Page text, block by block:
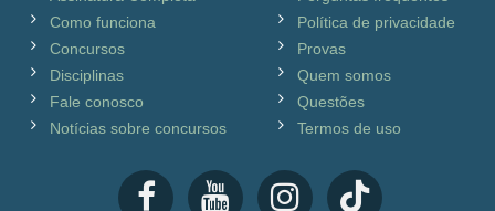
Como funciona
Concursos
Disciplinas
Fale conosco
Notícias sobre concursos
Política de privacidade
Provas
Quem somos
Questões
Termos de uso